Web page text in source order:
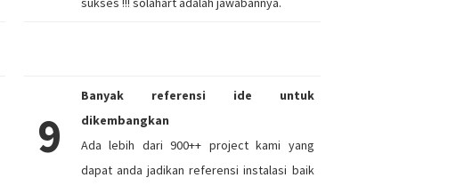
9
Banyak referensi ide untuk
dikembangkan
Ada lebih dari 900++ project kami yang
dapat anda jadikan referensi instalasi baik